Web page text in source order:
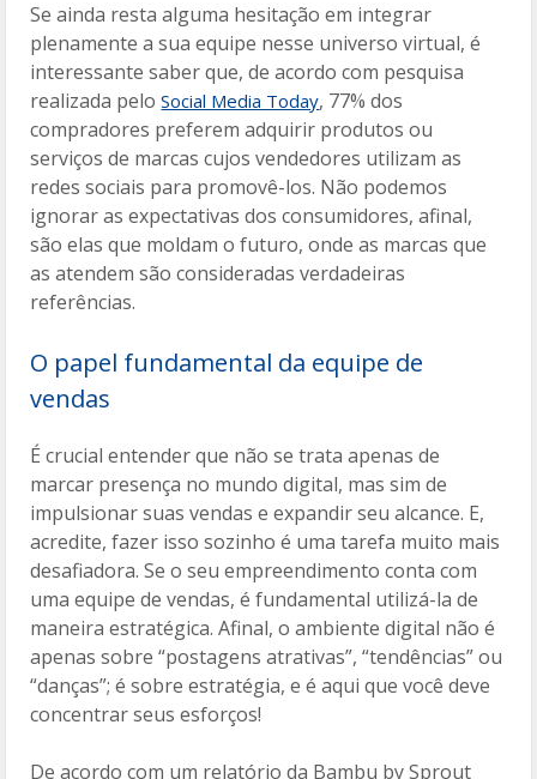
Se ainda resta alguma hesitação em integrar
plenamente a sua equipe nesse universo virtual, é
interessante saber que, de acordo com pesquisa
realizada peloSocial Media Today, 77% dos
compradores preferem adquirir produtos ou
serviços de marcas cujos vendedores utilizam as
redes sociais para promovê-los. Não podemos
ignorar as expectativas dos consumidores, afinal,
são elas que moldam o futuro, onde as marcas que
as atendem são consideradas verdadeiras
referências.
O papel fundamental da equipe de
vendas
É crucial entender que não se trata apenas de
marcar presença no mundo digital, mas sim de
impulsionar suas vendas e expandir seu alcance. E,
acredite, fazer isso sozinho é uma tarefa muito mais
desafiadora. Se o seu empreendimento conta com
uma equipe de vendas, é fundamental utilizá-la de
maneira estratégica. Afinal, o ambiente digital não é
apenas sobre “postagens atrativas”, “tendências” ou
“danças”; é sobre estratégia, e é aqui que você deve
concentrar seus esforços!
De acordo com um relatório da Bambu by Sprout